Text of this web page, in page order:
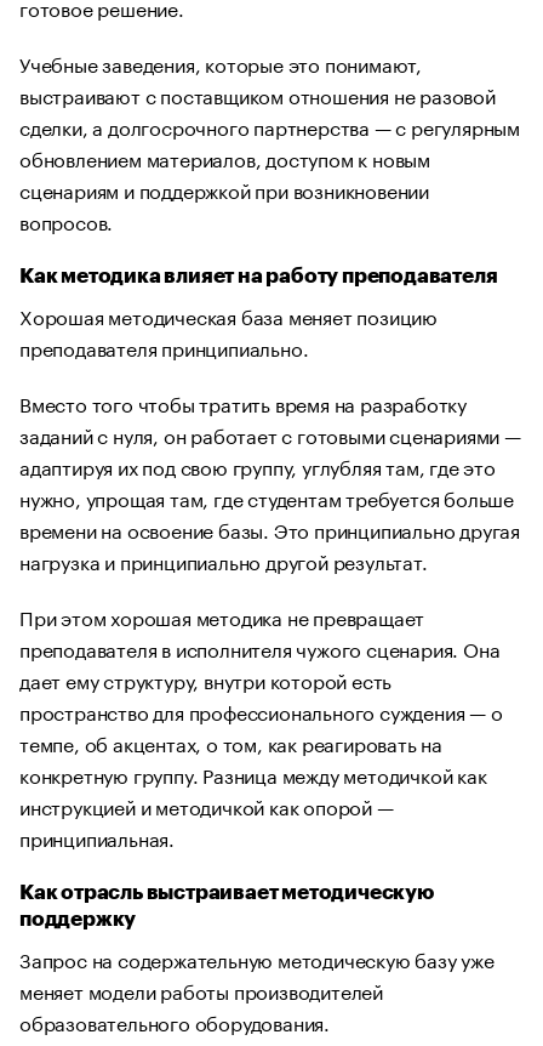
готовое решение.
Учебные заведения, которые это понимают,
выстраивают с поставщиком отношения не разовой
сделки, а долгосрочного партнерства — с регулярным
обновлением материалов, доступом к новым
сценариям и поддержкой при возникновении
вопросов.
Как методика влияет на работу преподавателя
Хорошая методическая база меняет позицию
преподавателя принципиально.
Вместо того чтобы тратить время на разработку
заданий с нуля, он работает с готовыми сценариями —
адаптируя их под свою группу, углубляя там, где это
нужно, упрощая там, где студентам требуется больше
времени на освоение базы. Это принципиально другая
нагрузка и принципиально другой результат.
При этом хорошая методика не превращает
преподавателя в исполнителя чужого сценария. Она
дает ему структуру, внутри которой есть
пространство для профессионального суждения — о
темпе, об акцентах, о том, как реагировать на
конкретную группу. Разница между методичкой как
инструкцией и методичкой как опорой —
принципиальная.
Как отрасль выстраивает методическую
поддержку
Запрос на содержательную методическую базу уже
меняет модели работы производителей
образовательного оборудования.